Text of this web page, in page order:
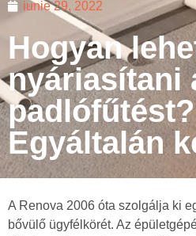
iunie 29, 2022
Hogyan
nyáriasítani
padlófűtést?
Egyáltalán
A Renova 2006 óta szolgálja ki
bővülő ügyfélkörét. Az